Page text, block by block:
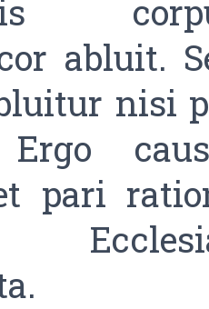
abluit.
nisi
pari